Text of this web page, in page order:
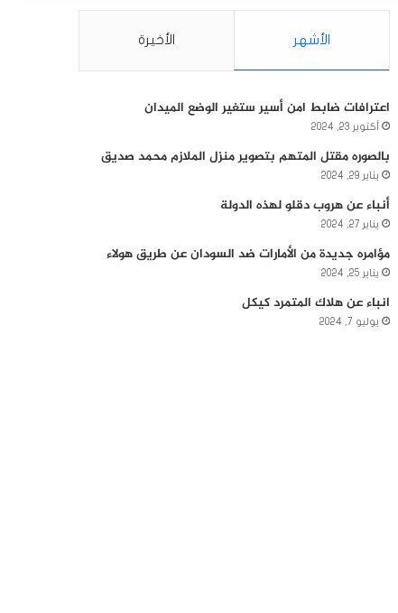
الأشهر الأخيرة
اعترافات ضابط امن أسير ستغير الوضع الميدان
أكتوبر 23, 2024
بالصوره مقتل المتهم بتصوير منزل الملازم محمد صديق
يناير 29, 2024
أنباء عن هروب دقلو لهذه الدولة
يناير 27, 2024
مؤامره جديدة من الأمارات ضد السودان عن طريق هولاء
يناير 25, 2024
انباء عن هلاك المتمرد كيكل
يوليو 7, 2024